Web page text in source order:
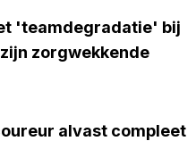
'teamdegradatie' bij
zorgwekkende
alvast compleet